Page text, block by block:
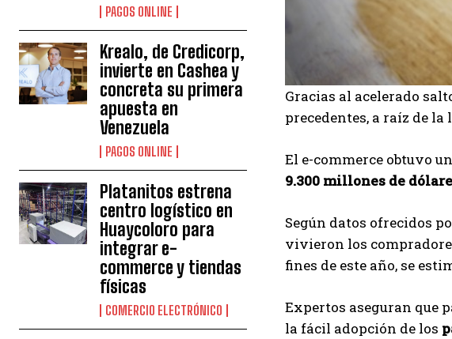
PAGOS ONLINE
Krealo, de Credicorp,
invierte en Cashea y
concreta su primera
apuesta en
Venezuela
PAGOS ONLINE
Platanitos estrena
centro logístico en
Huaycoloro para
integrar e-
commerce y tiendas
físicas
COMERCIO ELECTRÓNICO
Gracias al acelerado
precedentes, a raíz de la
El e-commerce obtuvo
9.300 millones de
Según datos ofrecidos
vivieron los
fines de este año, se
Expertos aseguran que
la fácil adopción de los